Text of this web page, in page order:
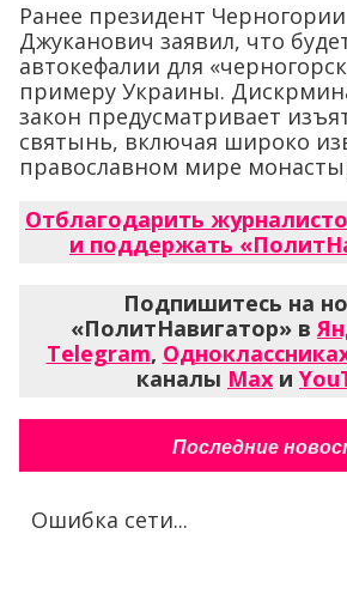
Ранее президент
Джуканович заявил, что
автокефалии для
примеру Украины.
закон предусматривает
святынь, включая широко
православном мире
Отблагодарить
и поддержать
Подпишитесь на
«ПолитНавигатор» в
Telegram,
каналы Max и
Последние
Ошибка сети...